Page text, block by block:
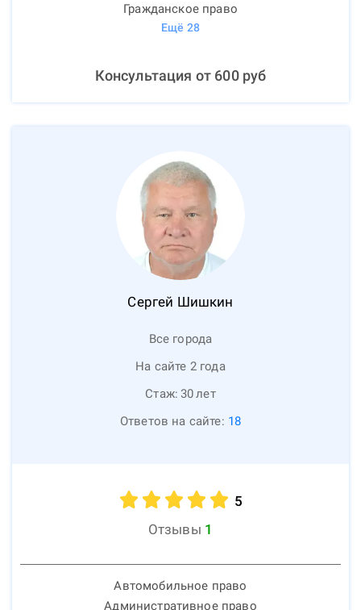
Гражданское право
Ещё 28
Консультация от 600руб
Сергей Шишкин
Все города
На сайте 2 года
Стаж: 30лет
Ответов на сайте: 18
5
Отзывы 1
Автомобильное право
Административное право